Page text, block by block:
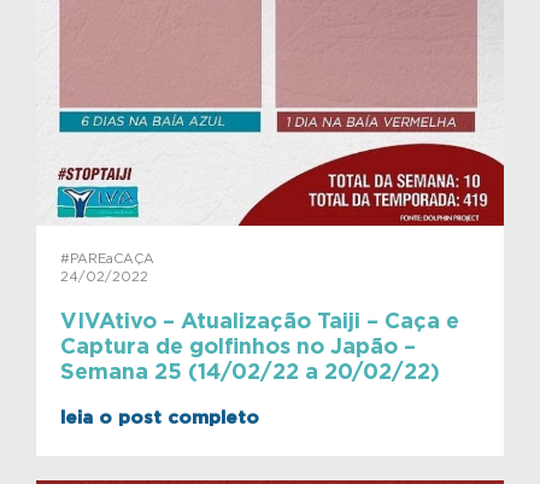
#PAREaCAÇA
24/02/2022
VIVAtivo – Atualização Taiji – Caça e
Captura de golfinhos no Japão –
Semana 25 (14/02/22 a 20/02/22)
leia o post completo